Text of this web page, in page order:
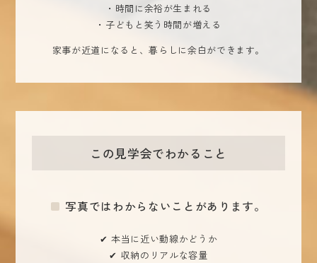
・時間に余裕が生まれる
・子どもと笑う時間が増える
家事が近道になると、暮らしに余白ができます。
この見学会でわかること
写真ではわからないことがあります。
✔ 本当に近い動線かどうか
✔ 収納のリアルな容量